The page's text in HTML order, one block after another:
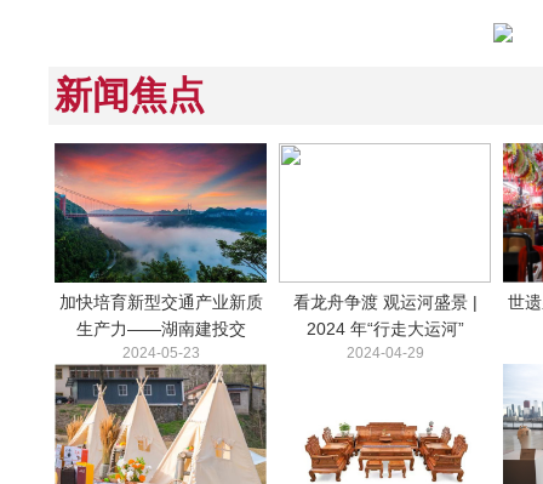
新闻焦点
加快培育新型交通产业新质
生产力——湖南建投交
2024-05-23
看龙舟争渡 观运河盛景 |
2024 年“行走大运河”
2024-04-29
世